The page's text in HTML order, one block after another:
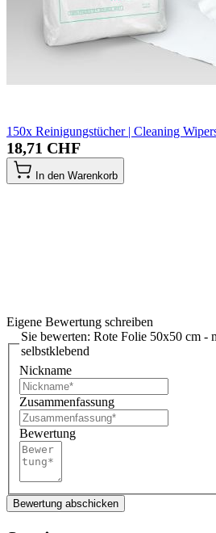
150x Reinigungstücher | Cleaning
18,71 CHF
In den Warenkorb
Eigene Bewertung schreiben
Sie bewerten: Rote Folie 50x50 cm -
selbstklebend
Nickname
Zusammenfassung
Bewertung
Bewertung abschicken